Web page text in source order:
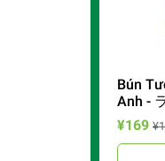
Bún
Anh -
¥169